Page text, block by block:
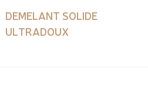
DEMELANT SOLIDE
ULTRADOUX